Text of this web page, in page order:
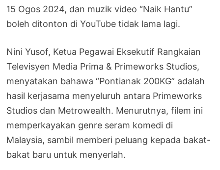
15 Ogos 2024, dan muzik video “Naik Hantu”
boleh ditonton di YouTube tidak lama lagi.
Nini Yusof, Ketua Pegawai Eksekutif Rangkaian
Televisyen Media Prima & Primeworks Studios,
menyatakan bahawa “Pontianak 200KG” adalah
hasil kerjasama menyeluruh antara Primeworks
Studios dan Metrowealth. Menurutnya, filem ini
memperkayakan genre seram komedi di
Malaysia, sambil memberi peluang kepada bakat-
bakat baru untuk menyerlah.